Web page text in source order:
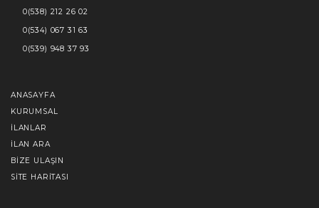
0(538) 212 26 02
0(534) 067 31 63
0(539) 948 37 93
ANASAYFA
KURUMSAL
İLANLAR
İLAN ARA
BIZE ULAŞIN
SITE HARITASI